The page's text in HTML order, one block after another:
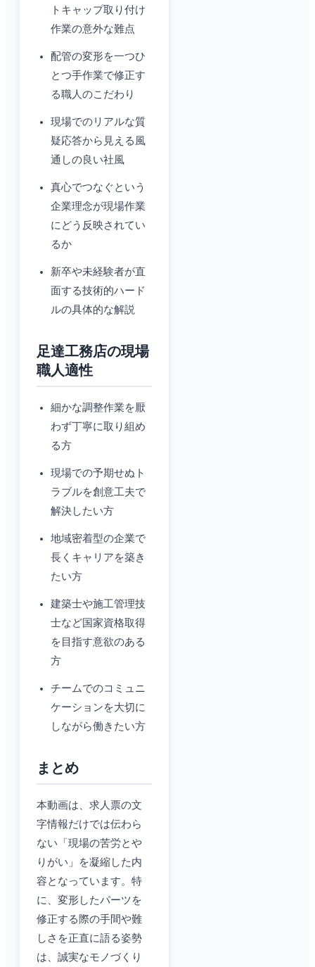
トキャップ取り付け
作業の意外な難点
配管の変形を一つひ
とつ手作業で修正す
る職人のこだわり
現場でのリアルな質
疑応答から見える風
通しの良い社風
真心でつなぐという
企業理念が現場作業
にどう反映されてい
るか
新卒や未経験者が直
面する技術的ハード
ルの具体的な解説
足達工務店の現場
職人適性
細かな調整作業を厭
わず丁寧に取り組め
る方
現場での予期せぬト
ラブルを創意工夫で
解決したい方
地域密着型の企業で
長くキャリアを築き
たい方
建築士や施工管理技
士など国家資格取得
を目指す意欲のある
方
チームでのコミュニ
ケーションを大切に
しながら働きたい方
まとめ
本動画は、求人票の文
字情報だけでは伝わら
ない「現場の苦労とや
りがい」を凝縮した内
容となっています。特
に、変形したパーツを
修正する際の手間や難
しさを正直に語る姿勢
は、誠実なモノづくり